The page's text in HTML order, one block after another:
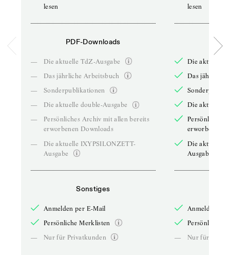
lesen
PDF-Downloads
—
Die aktuelle TdZ-Ausgabe
—
Das jährliche Arbeitsbuch
—
Sonderpublikationen
—
Die aktuelle double-Ausgabe
—
Persönliches Archiv mit allen bereits
erworbenen Downloads
—
Die aktuelle IXYPSILONZETT-
Ausgabe
Sonstiges
Anmelden per E-Mail
Persönliche Merklisten
—
Nur für Privatkunden
lesen
Die aktuelle
Das jährliche
Die aktuelle
Persönliches
erworbenen
Die aktuelle
Ausgabe
Anmelden
Persönliche
—
Nur für